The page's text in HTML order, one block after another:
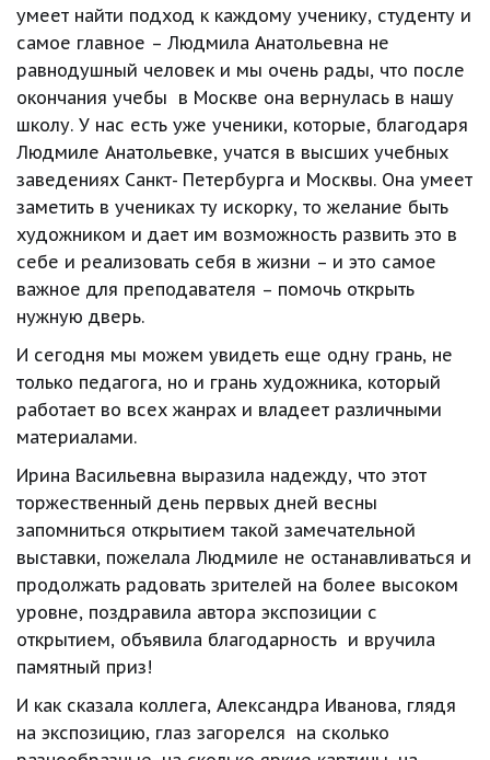
умеет найти подход к каждому ученику, студенту и
самое главное – Людмила Анатольевна не
равнодушный человек и мы очень рады, что после
окончания учебы  в Москве она вернулась в нашу
школу. У нас есть уже ученики, которые, благодаря
Людмиле Анатольевке, учатся в высших учебных
заведениях Санкт- Петербурга и Москвы. Она умеет
заметить в учениках ту искорку, то желание быть
художником и дает им возможность развить это в
себе и реализовать себя в жизни – и это самое
важное для преподавателя – помочь открыть
нужную дверь.
И сегодня мы можем увидеть еще одну грань, не
только педагога, но и грань художника, который
работает во всех жанрах и владеет различными
материалами.
Ирина Васильевна выразила надежду, что этот
торжественный день первых дней весны
запомниться открытием такой замечательной
выставки, пожелала Людмиле не останавливаться и
продолжать радовать зрителей на более высоком
уровне, поздравила автора экспозиции с
открытием, объявила благодарность  и вручила
памятный приз!
И как сказала коллега, Александра Иванова, глядя
на экспозицию, глаз загорелся  на сколько